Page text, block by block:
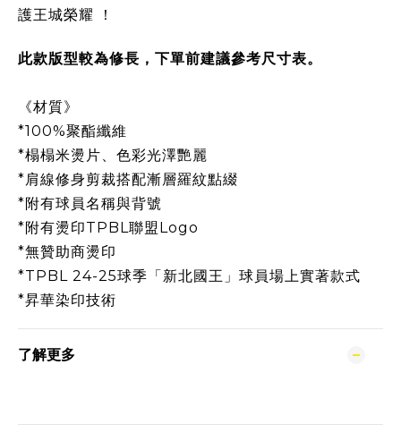
護王城榮耀 ！
此款版型較為修長，下單前建議參考尺寸表。
《材質》
*100%聚酯纖維
*榻榻米燙片、色彩光澤艷麗
*肩線修身剪裁搭配漸層羅紋點綴
*附有球員名稱與背號
*附有燙印TPBL聯盟Logo
*無贊助商燙印
*TPBL 24-25球季「新北國王」球員場上實著款式
*昇華染印技術
了解更多